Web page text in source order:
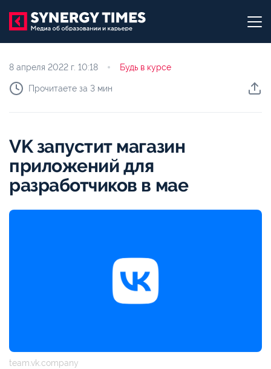
8 апреля 2022 г. 10:18 Будь в курсе
Прочитаете за 3 мин
VK запустит магазин
приложений для
разработчиков в мае
team.vk.company